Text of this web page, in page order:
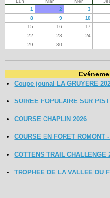
Lun Mar Mer
1
2 3
8
9 10
15
16 17
22
23 24
29
30
Coupe jounal LA GRUYERE
SOIREE POPULAIRE SUR
COURSE CHAPLIN 2026
COURSE EN FORET ROMONT
COTTENS TRAIL CHALLENGE
TROPHEE DE LA VALLEE DU